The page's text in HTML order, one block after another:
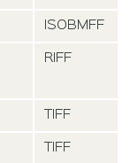
ISOBMFF
RIFF
TIFF
TIFF